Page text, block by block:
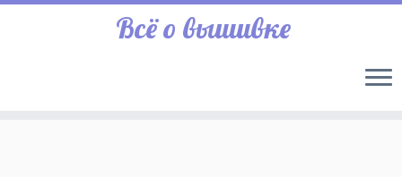
Всё о вышивке